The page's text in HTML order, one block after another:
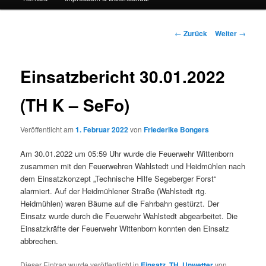
Beitrags-
← Zurück Weiter →
Einsatzbericht 30.01.2022
(TH K – SeFo)
Veröffentlicht am1. Februar 2022vonFriederike Bongers
Am 30.01.2022 um 05:59 Uhr wurde die Feuerwehr Wittenborn
zusammen mit den Feuerwehren Wahlstedt und Heidmühlen nach
dem Einsatzkonzept „Technische Hilfe Segeberger Forst“
alarmiert. Auf der Heidmühlener Straße (Wahlstedt rtg.
Heidmühlen) waren Bäume auf die Fahrbahn gestürzt. Der
Einsatz wurde durch die Feuerwehr Wahlstedt abgearbeitet. Die
Einsatzkräfte der Feuerwehr Wittenborn konnten den Einsatz
abbrechen.